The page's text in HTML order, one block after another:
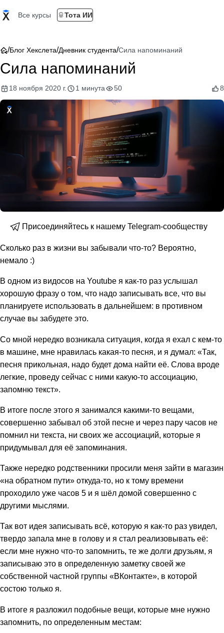
Все курсы Тота ИИ
/Блог Хекслета/Дневник студента/Сила напоминаний
Сила напоминаний
18 ноября 2020 г. 1 минута 50 8
Присоединяйтесь к нашему Telegram-сообществу
Сколько раз в жизни вы забывали что-то? Вероятно,
немало :)
В одном из видосов на Youtube я как-то раз услышал
хорошую фразу о том, что надо записывать все, что вы
планируете использовать в дальнейшем: в противном
случае вы забудете это.
Со мной нередко возникала ситуация, когда я ехал с кем-то
в машине, мне нравилась какая-то песня, и я думал: «Так,
песня прикольная, надо будет дома найти её. Слова вроде
легкие, проведу сейчас с ними какую-то ассоциацию,
запомню текст».
В итоге после этого я занимался какими-то вещами,
совершенно забывал об этой песне и через пару часов не
помнил ни текста, ни своих же ассоциаций, которые я
придумывал для её запоминания.
Также нередко родственники просили меня зайти в магазин
«на обратном пути» откуда-то, но к тому времени
проходило уже часов 5 и я шёл домой совершенно с
другими мыслями.
Так вот идея записывать всё, которую я как-то раз увидел,
твердо запала мне в голову и я стал реализовывать её:
если мне нужно что-то запомнить, те же долги друзьям, я
записываю это в определенную заметку своей же
собственной частной группы «ВКонтакте», в которой
состою только я.
В итоге я разложил подобные вещи, которые мне нужно
запомнить, по определенным местам: